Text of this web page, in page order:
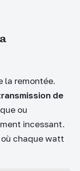
la remontée.
de
ou
incessant.
chaque watt